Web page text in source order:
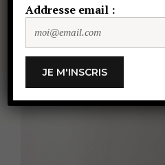
JULIE BESANÇON 21
Addresse email :